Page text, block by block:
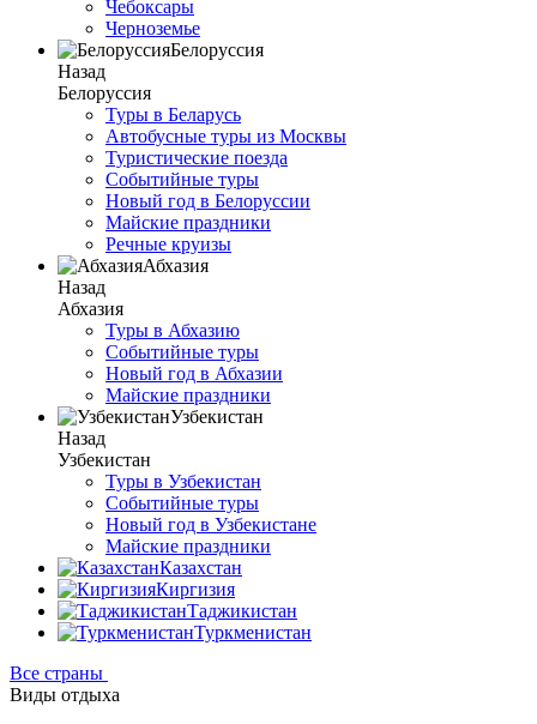
Чебоксары
Черноземье
Белоруссия
Назад
Белоруссия
Туры в Беларусь
Автобусные туры из Москвы
Туристические поезда
Событийные туры
Новый год в Белоруссии
Майские праздники
Речные круизы
Абхазия
Назад
Абхазия
Туры в Абхазию
Событийные туры
Новый год в Абхазии
Майские праздники
Узбекистан
Назад
Узбекистан
Туры в Узбекистан
Событийные туры
Новый год в Узбекистане
Майские праздники
Казахстан
Киргизия
Таджикистан
Туркменистан
Все страны
Виды отдыха